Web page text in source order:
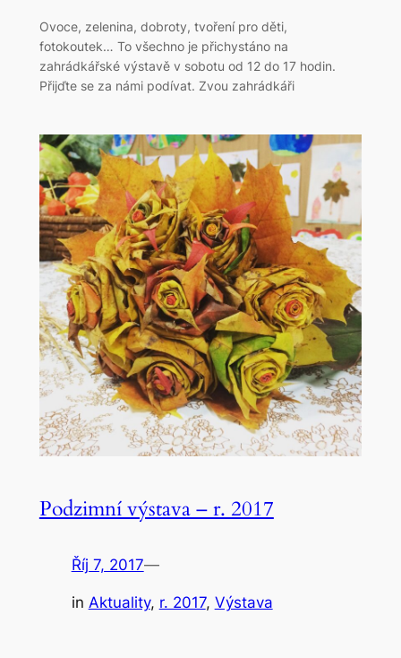
Ovoce, zelenina, dobroty, tvoření pro děti,
fotokoutek… To všechno je přichystáno na
zahrádkářské výstavě v sobotu od 12 do 17 hodin.
Přijďte se za námi podívat. Zvou zahrádkáři
Podzimní výstava – r. 2017
Říj 7, 2017—
in Aktuality, r. 2017, Výstava